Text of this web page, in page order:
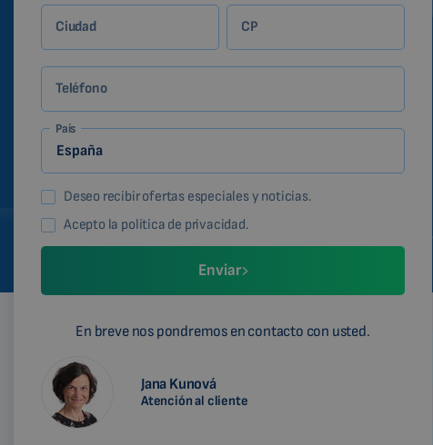
Ciudad CP
Teléfono
País
Deseo recibir ofertas especiales y noticias.
Acepto la política de privacidad.
Enviar
En breve nos pondremos en contacto con usted.
Jana Kunová
Atención al cliente